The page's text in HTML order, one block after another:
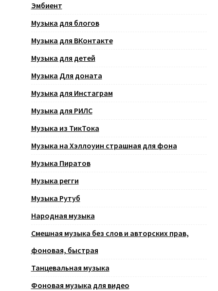
Эмбиент
Музыка для блогов
Музыка для ВКонтакте
Музыка для детей
Музыка Для доната
Музыка для Инстаграм
Музыка для РИЛС
Музыка из ТикТока
Музыка на Хэллоуин страшная для фона
Музыка Пиратов
Музыка регги
Музыка Рутуб
Народная музыка
Смешная музыка без слов и авторских прав,
фоновая, быстрая
Танцевальная музыка
Фоновая музыка для видео